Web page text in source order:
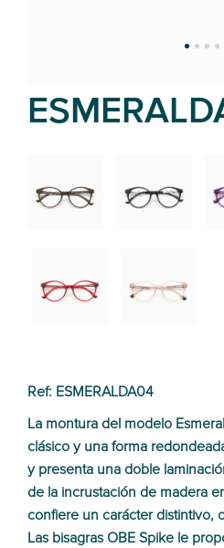
Ref: ESMERALDA04
La montura del modelo
clásico y una forma
y presenta una doble
de la incrustación de madera
confiere un carácter distintivo,
Las bisagras OBE Spike le